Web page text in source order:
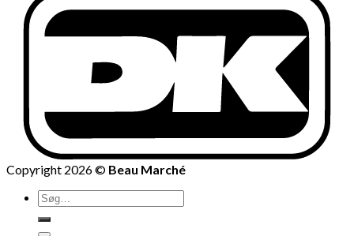
Copyright 2026 © Beau Marché
Søg
efter: